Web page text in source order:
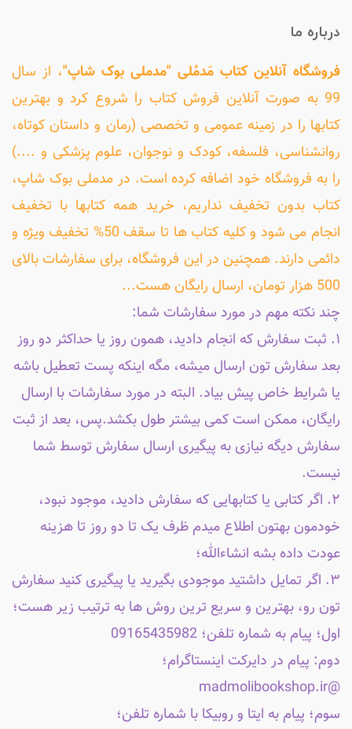
درباره ما
فروشگاه آنلاین کتاب مَدمُلی "مدملی بوک شاپ"، از سال
99 به صورت آنلاین فروش کتاب را شروع کرد و بهترین
کتابها را در زمینه عمومی و تخصصی (رمان و داستان کوتاه،
روانشناسی، فلسفه، کودک و نوجوان، علوم پزشکی و ....)
را به فروشگاه خود اضافه کرده است. در مدملی بوک شاپ،
کتاب بدون تخفیف نداریم، خرید همه کتابها با تخفیف
انجام می شود و کلیه کتاب ها تا سقف 50% تخفیف ویژه و
دائمی دارند. همچنین در این فروشگاه، برای سفارشات بالای
500 هزار تومان، ارسال رایگان هست...
چند نکته مهم در مورد سفارشات شما:
۱. ثبت سفارش که انجام دادید، همون روز یا حداکثر دو روز
بعد سفارش تون ارسال میشه، مگه اینکه پست تعطیل باشه
یا شرایط خاص پیش بیاد. البته در مورد سفارشات با ارسال
رایگان، ممکن است کمی بیشتر طول بکشد.پس، بعد از ثبت
سفارش دیگه نیازی به پیگیری ارسال سفارش توسط شما
نیست.
۲. اگر کتابی یا کتابهایی که سفارش دادید، موجود نبود،
خودمون بهتون اطلاع میدم ظرف یک تا دو روز تا هزینه
عودت داده بشه انشاءالله؛
۳. اگر تمایل داشتید موجودی بگیرید یا پیگیری کنید سفارش
تون رو، بهترین و سریع ترین روش ها به ترتیب زیر هست؛
اول؛ پیام به شماره تلفن؛ 09165435982
دوم: پیام در دایرکت اینستاگرام؛
@madmolibookshop.ir
سوم؛ پیام به ایتا و روبیکا با شماره تلفن؛